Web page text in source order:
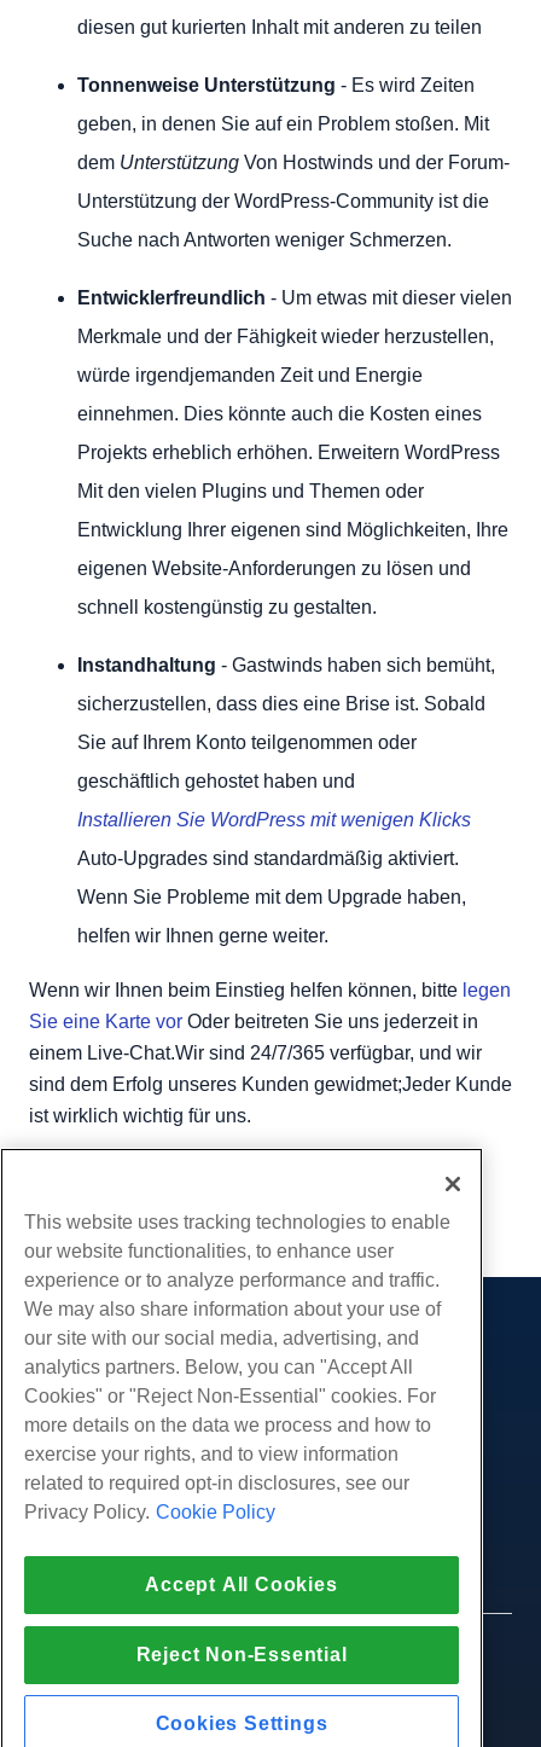
diesen gut kurierten Inhalt mit anderen zu teilen
Tonnenweise Unterstützung - Es wird Zeiten
geben, in denen Sie auf ein Problem stoßen. Mit
dem Unterstützung Von Hostwinds und der Forum-
Unterstützung der WordPress-Community ist die
Suche nach Antworten weniger Schmerzen.
Entwicklerfreundlich - Um etwas mit dieser vielen
Merkmale und der Fähigkeit wieder herzustellen,
würde irgendjemanden Zeit und Energie
einnehmen. Dies könnte auch die Kosten eines
Projekts erheblich erhöhen. Erweitern WordPress
Mit den vielen Plugins und Themen oder
Entwicklung Ihrer eigenen sind Möglichkeiten, Ihre
eigenen Website-Anforderungen zu lösen und
schnell kostengünstig zu gestalten.
Instandhaltung - Gastwinds haben sich bemüht,
sicherzustellen, dass dies eine Brise ist. Sobald
Sie auf Ihrem Konto teilgenommen oder
geschäftlich gehostet haben und
Installieren Sie WordPress mit wenigen Klicks
Auto-Upgrades sind standardmäßig aktiviert.
Wenn Sie Probleme mit dem Upgrade haben,
helfen wir Ihnen gerne weiter.
Wenn wir Ihnen beim Einstieg helfen können, bitte legen
Sie eine Karte vor Oder beitreten Sie uns jederzeit in
einem Live-Chat.Wir sind 24/7/365 verfügbar, und wir
sind dem Erfolg unseres Kunden gewidmet;Jeder Kunde
ist wirklich wichtig für uns.
Kopieren URL
Produkte
Web-Hosting
Business Hosting
Reseller Hosting
White Label Reseller
Verwaltete Linux. VPS
Verwaltete Fenster. VPS
Nicht verwaltetes Windows VPS
Cloud-Server
Blockspeicher
Objektspeicherung
Dienstleistungen
Website-Migrationen
Gemeinschaft
Produktdokumentation
Tutorials
Unternehmen
Über uns
Drücken Sie
Datenschutz-Bestimmungen
Strafverfolgung
Partnervereinbarung
Unterstützung
Live-Chat mit uns
© 2010-2026 Hostwinds, ein HostPapa Inc.
Unternehmen.
Alle Rechte vorbehalten.
This website uses tracking technologies to enable
our website functionalities, to enhance user
experience or to analyze performance and traffic.
We may also share information about your use of
our site with our social media, advertising, and
analytics partners. Below, you can "Accept All
Cookies" or "Reject Non-Essential" cookies. For
more details on the data we process and how to
exercise your rights, and to view information
related to required opt-in disclosures, see our
Privacy Policy. Cookie Policy
Accept All Cookies
Reject Non-Essential
Cookies Settings